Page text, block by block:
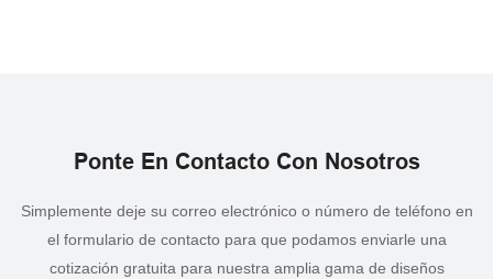
Ponte En Contacto Con Nosotros
Simplemente deje su correo electrónico o número de teléfono en
el formulario de contacto para que podamos enviarle una
cotización gratuita para nuestra amplia gama de diseños